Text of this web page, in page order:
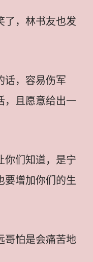
了，林书友也发
话，容易伤军
，且愿意给出一
你们知道，是宁
要增加你们的生
哥怕是会痛苦地